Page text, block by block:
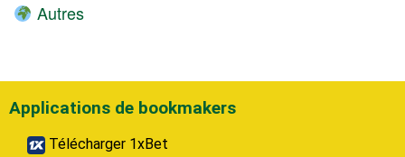
Autres
Applications de bookmakers
Télécharger 1xBet